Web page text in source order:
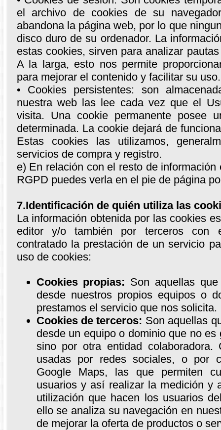
el archivo de cookies de su
abandona la página web, por lo que
disco duro de su ordenador. La
estas cookies, sirven para analizar
A la larga, esto nos permite
para mejorar el contenido y facilitar su uso.
• Cookies persistentes: son
nuestra web las lee cada vez que el
visita. Una cookie permanente posee
determinada. La cookie dejará de
Estas cookies las utilizamos,
servicios de compra y registro.
e) En relación con el resto de
RGPD puedes verla en el pie de página
7.Identificación de quién utiliza las
La información obtenida por las cookies
editor y/o también por terceros con
contratado la prestación de un servicio
uso de cookies:
Cookies propias: Son aquellas
desde nuestros propios equipos o
prestamos el servicio que nos solicita.
Cookies de terceros: Son aquellas
desde un equipo o dominio que no
sino por otra entidad colaboradora.
usadas por redes sociales, o por
Google Maps, las que permiten
usuarios y así realizar la medición y
utilización que hacen los usuarios
ello se analiza su navegación en
de mejorar la oferta de productos o